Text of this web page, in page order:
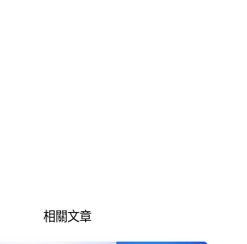
相關文章